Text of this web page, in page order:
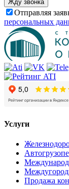
Отправляя
персональных
Услуги
Продажа